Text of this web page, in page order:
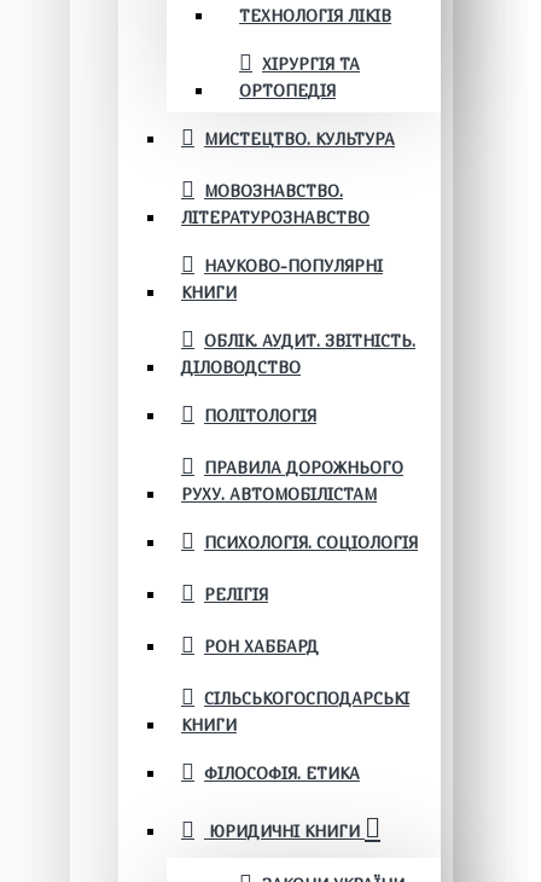
ТЕХНОЛОГІЯ ЛІКІВ
ХІРУРГІЯ ТА
ОРТОПЕДІЯ
МИСТЕЦТВО. КУЛЬТУРА
МОВОЗНАВСТВО.
ЛІТЕРАТУРОЗНАВСТВО
НАУКОВО-ПОПУЛЯРНІ
КНИГИ
ОБЛІК. АУДИТ. ЗВІТНІСТЬ.
ДІЛОВОДСТВО
ПОЛІТОЛОГІЯ
ПРАВИЛА ДОРОЖНЬОГО
РУХУ. АВТОМОБІЛІСТАМ
ПСИХОЛОГІЯ. СОЦІОЛОГІЯ
РЕЛІГІЯ
РОН ХАББАРД
СІЛЬСЬКОГОСПОДАРСЬКІ
КНИГИ
ФІЛОСОФІЯ. ЕТИКА
ЮРИДИЧНІ КНИГИ